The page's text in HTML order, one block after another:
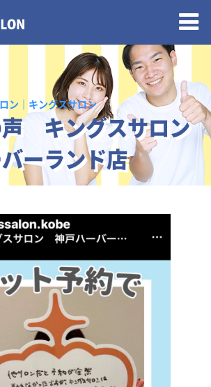
ン｜キングスサロン
声 キングスサロン
ーランド店